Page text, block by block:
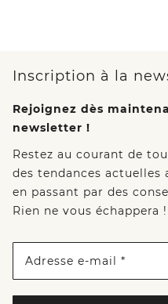
Inscription à la
Rejoignez dès
newsletter !
Restez au courant de
des tendances actuelles
en passant par des
Rien ne vous échappera !
Adresse e-mail *